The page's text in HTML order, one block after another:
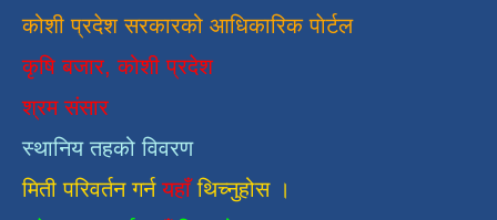
कोशी प्रदेश सरकारको आधिकारिकपाेर्टल
कृषि बजार, कोशी प्रदेश
श्रम संसार
स्थानिय तहको विवरण
मिती परिवर्तन गर्न यहाँ थिच्नुहोस ।